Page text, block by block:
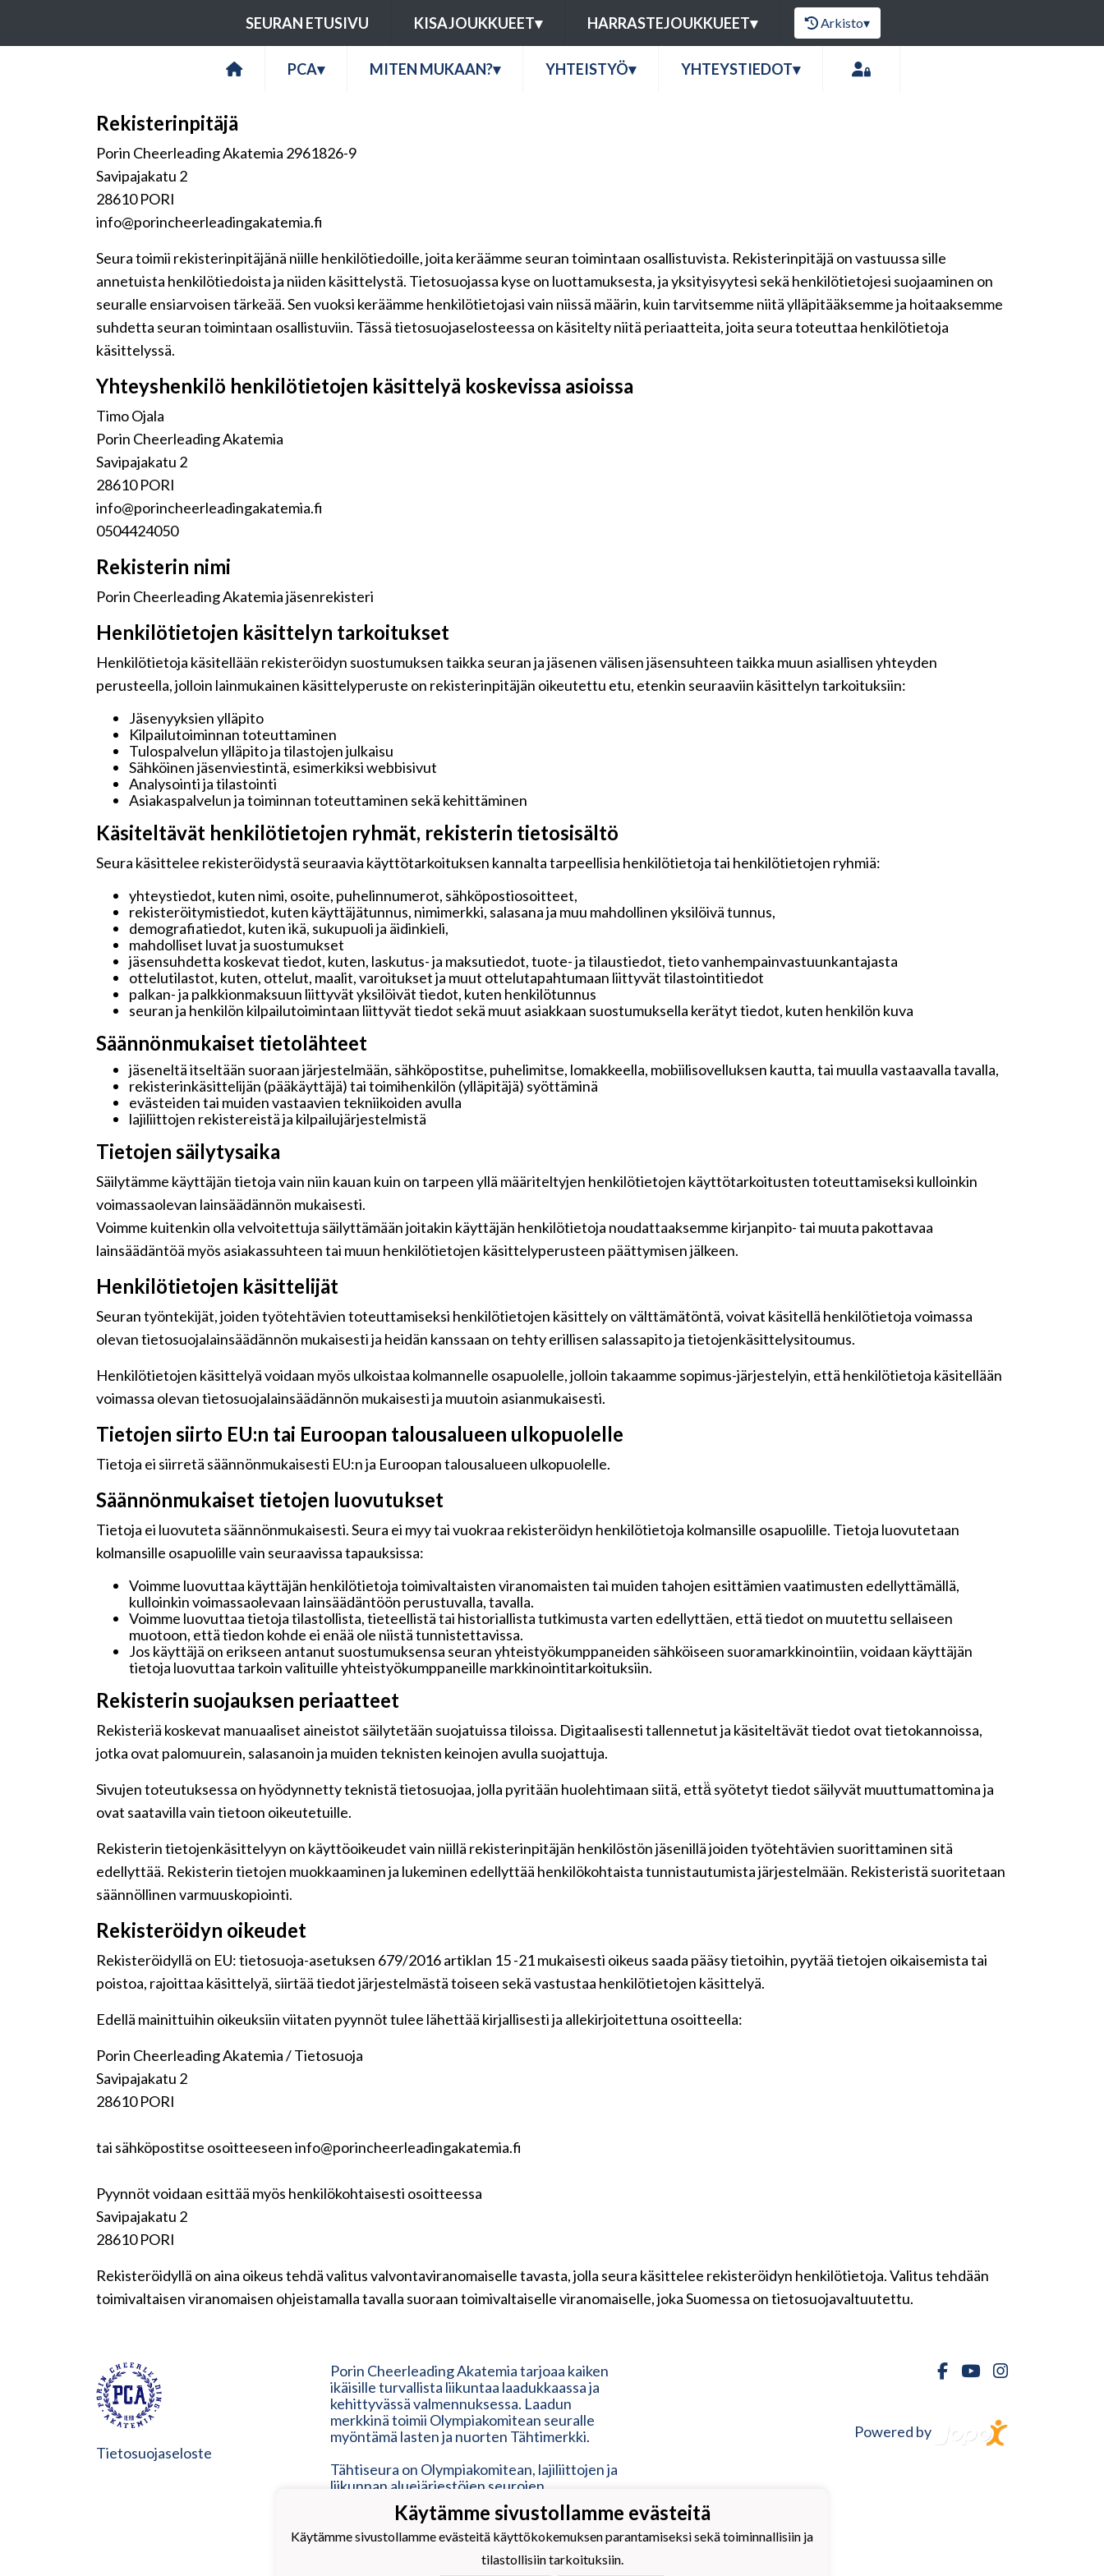
SEURAN ETUSIVU KISAJOUKKUEET▾ HARRASTEJOUKKUEET▾ Arkisto▾
PCA▾ MITEN MUKAAN?▾ YHTEISTYÖ▾ YHTEYSTIEDOT▾
Rekisterinpitäjä
Porin Cheerleading Akatemia 2961826-9
Savipajakatu 2
28610 PORI
info@porincheerleadingakatemia.fi
Seura toimii rekisterinpitäjänä niille henkilötiedoille, joita keräämme seuran toimintaan osallistuvista. Rekisterinpitäjä on vastuussa sille
annetuista henkilötiedoista ja niiden käsittelystä. Tietosuojassa kyse on luottamuksesta, ja yksityisyytesi sekä henkilötietojesi suojaaminen on
seuralle ensiarvoisen tärkeää. Sen vuoksi keräämme henkilötietojasi vain niissä määrin, kuin tarvitsemme niitä ylläpitääksemme ja hoitaaksemme
suhdetta seuran toimintaan osallistuviin. Tässä tietosuojaselosteessa on käsitelty niitä periaatteita, joita seura toteuttaa henkilötietoja
käsittelyssä.
Yhteyshenkilö henkilötietojen käsittelyä koskevissa asioissa
Timo Ojala
Porin Cheerleading Akatemia
Savipajakatu 2
28610 PORI
info@porincheerleadingakatemia.fi
0504424050
Rekisterin nimi
Porin Cheerleading Akatemia jäsenrekisteri
Henkilötietojen käsittelyn tarkoitukset
Henkilötietoja käsitellään rekisteröidyn suostumuksen taikka seuran ja jäsenen välisen jäsensuhteen taikka muun asiallisen yhteyden
perusteella, jolloin lainmukainen käsittelyperuste on rekisterinpitäjän oikeutettu etu, etenkin seuraaviin käsittelyn tarkoituksiin:
Jäsenyyksien ylläpito
Kilpailutoiminnan toteuttaminen
Tulospalvelun ylläpito ja tilastojen julkaisu
Sähköinen jäsenviestintä, esimerkiksi webbisivut
Analysointi ja tilastointi
Asiakaspalvelun ja toiminnan toteuttaminen sekä kehittäminen
Käsiteltävät henkilötietojen ryhmät, rekisterin tietosisältö
Seura käsittelee rekisteröidystä seuraavia käyttötarkoituksen kannalta tarpeellisia henkilötietoja tai henkilötietojen ryhmiä:
yhteystiedot, kuten nimi, osoite, puhelinnumerot, sähköpostiosoitteet,
rekisteröitymistiedot, kuten käyttäjätunnus, nimimerkki, salasana ja muu mahdollinen yksilöivä tunnus,
demografiatiedot, kuten ikä, sukupuoli ja äidinkieli,
mahdolliset luvat ja suostumukset
jäsensuhdetta koskevat tiedot, kuten, laskutus- ja maksutiedot, tuote- ja tilaustiedot, tieto vanhempainvastuunkantajasta
ottelutilastot, kuten, ottelut, maalit, varoitukset ja muut ottelutapahtumaan liittyvät tilastointitiedot
palkan- ja palkkionmaksuun liittyvät yksilöivät tiedot, kuten henkilötunnus
seuran ja henkilön kilpailutoimintaan liittyvät tiedot sekä muut asiakkaan suostumuksella kerätyt tiedot, kuten henkilön kuva
Säännönmukaiset tietolähteet
jäseneltä itseltään suoraan järjestelmään, sähköpostitse, puhelimitse, lomakkeella, mobiilisovelluksen kautta, tai muulla vastaavalla tavalla,
rekisterinkäsittelijän (pääkäyttäjä) tai toimihenkilön (ylläpitäjä) syöttäminä
evästeiden tai muiden vastaavien tekniikoiden avulla
lajiliittojen rekistereistä ja kilpailujärjestelmistä
Tietojen säilytysaika
Säilytämme käyttäjän tietoja vain niin kauan kuin on tarpeen yllä määriteltyjen henkilötietojen käyttötarkoitusten toteuttamiseksi kulloinkin
voimassaolevan lainsäädännön mukaisesti.
Voimme kuitenkin olla velvoitettuja säilyttämään joitakin käyttäjän henkilötietoja noudattaaksemme kirjanpito- tai muuta pakottavaa
lainsäädäntöä myös asiakassuhteen tai muun henkilötietojen käsittelyperusteen päättymisen jälkeen.
Henkilötietojen käsittelijät
Seuran työntekijät, joiden työtehtävien toteuttamiseksi henkilötietojen käsittely on välttämätöntä, voivat käsitellä henkilötietoja voimassa
olevan tietosuojalainsäädännön mukaisesti ja heidän kanssaan on tehty erillisen salassapito ja tietojenkäsittelysitoumus.
Henkilötietojen käsittelyä voidaan myös ulkoistaa kolmannelle osapuolelle, jolloin takaamme sopimus-järjestelyin, että henkilötietoja käsitellään
voimassa olevan tietosuojalainsäädännön mukaisesti ja muutoin asianmukaisesti.
Tietojen siirto EU:n tai Euroopan talousalueen ulkopuolelle
Tietoja ei siirretä säännönmukaisesti EU:n ja Euroopan talousalueen ulkopuolelle.
Säännönmukaiset tietojen luovutukset
Tietoja ei luovuteta säännönmukaisesti. Seura ei myy tai vuokraa rekisteröidyn henkilötietoja kolmansille osapuolille. Tietoja luovutetaan
kolmansille osapuolille vain seuraavissa tapauksissa:
Voimme luovuttaa käyttäjän henkilötietoja toimivaltaisten viranomaisten tai muiden tahojen esittämien vaatimusten edellyttämällä,
kulloinkin voimassaolevaan lainsäädäntöön perustuvalla, tavalla.
Voimme luovuttaa tietoja tilastollista, tieteellistä tai historiallista tutkimusta varten edellyttäen, että tiedot on muutettu sellaiseen
muotoon, että tiedon kohde ei enää ole niistä tunnistettavissa.
Jos käyttäjä on erikseen antanut suostumuksensa seuran yhteistyökumppaneiden sähköiseen suoramarkkinointiin, voidaan käyttäjän
tietoja luovuttaa tarkoin valituille yhteistyökumppaneille markkinointitarkoituksiin.
Rekisterin suojauksen periaatteet
Rekisteriä koskevat manuaaliset aineistot säilytetään suojatuissa tiloissa. Digitaalisesti tallennetut ja käsiteltävät tiedot ovat tietokannoissa,
jotka ovat palomuurein, salasanoin ja muiden teknisten keinojen avulla suojattuja.
Sivujen toteutuksessa on hyödynnetty teknistä tietosuojaa, jolla pyritään huolehtimaan siitä, että̈ syötetyt tiedot säilyvät muuttumattomina ja
ovat saatavilla vain tietoon oikeutetuille.
Rekisterin tietojenkäsittelyyn on käyttöoikeudet vain niillä rekisterinpitäjän henkilöstön jäsenillä joiden työtehtävien suorittaminen sitä
edellyttää. Rekisterin tietojen muokkaaminen ja lukeminen edellyttää henkilökohtaista tunnistautumista järjestelmään. Rekisteristä suoritetaan
säännöllinen varmuuskopiointi.
Rekisteröidyn oikeudet
Rekisteröidyllä on EU: tietosuoja-asetuksen 679/2016 artiklan 15 -21 mukaisesti oikeus saada pääsy tietoihin, pyytää tietojen oikaisemista tai
poistoa, rajoittaa käsittelyä, siirtää tiedot järjestelmästä toiseen sekä vastustaa henkilötietojen käsittelyä.
Edellä mainittuihin oikeuksiin viitaten pyynnöt tulee lähettää kirjallisesti ja allekirjoitettuna osoitteella:
Porin Cheerleading Akatemia / Tietosuoja
Savipajakatu 2
28610 PORI
tai sähköpostitse osoitteeseen info@porincheerleadingakatemia.fi
Pyynnöt voidaan esittää myös henkilökohtaisesti osoitteessa
Savipajakatu 2
28610 PORI
Rekisteröidyllä on aina oikeus tehdä valitus valvontaviranomaiselle tavasta, jolla seura käsittelee rekisteröidyn henkilötietoja. Valitus tehdään
toimivaltaisen viranomaisen ohjeistamalla tavalla suoraan toimivaltaiselle viranomaiselle, joka Suomessa on tietosuojavaltuutettu.
Tietosuojaseloste
Porin Cheerleading Akatemia tarjoaa kaiken
ikäisille turvallista liikuntaa laadukkaassa ja
kehittyvässä valmennuksessa. Laadun
merkkinä toimii Olympiakomitean seuralle
myöntämä lasten ja nuorten Tähtimerkki.
Tähtiseura on Olympiakomitean, lajiliittojen ja
liikunnan aluejärjestöjen seurojen
laatuohjelma. Tähtimerkki on lupaus laadusta
nykyisille ja uusille seuran jäsenille sekä
heidän lähipiirilleen ja tukijoille. Tähtimerkki
on osoitus modernista, ketterästä,
vastuullisesta ja inhimillisestä
Powered by
Käytämme sivustollamme evästeitä
Käytämme sivustollamme evästeitä käyttökokemuksen parantamiseksi sekä toiminnallisiin ja
tilastollisiin tarkoituksiin.